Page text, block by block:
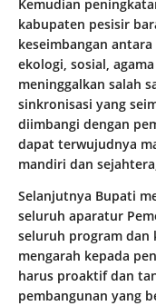
Kemudian
kabupaten pesisir
keseimbangan
ekologi, sosial,
meninggalkan salah
sinkronisasi yang
diimbangi dengan
dapat terwujudnya
mandiri dan
Selanjutnya Bupati
seluruh aparatur
seluruh program dan
mengarah kepada
harus proaktif dan
pembangunan yang